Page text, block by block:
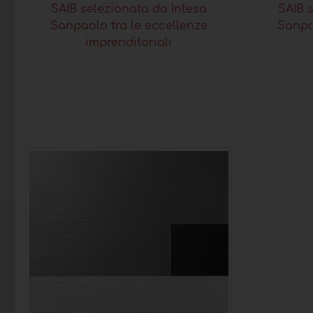
SAIB selezionata da Intesa
Sanpaolo tra le eccellenze
imprenditoriali
SAIB